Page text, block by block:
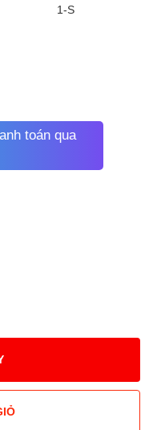
toán qua